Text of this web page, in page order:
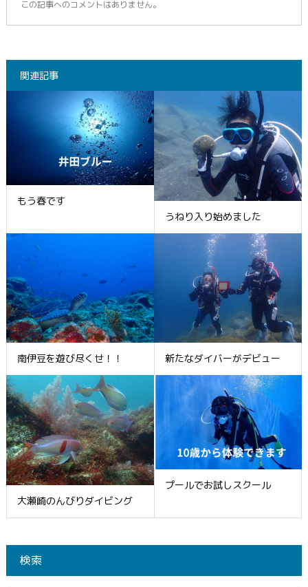
この記事へのコメントはありません。
関連記事
もう春です
うねり入り始めました
南伊豆を遊び尽くせ！！ 新たなダイバーがデビュー
大瀬崎のんびりダイビング
プールでお試しスクール
検索